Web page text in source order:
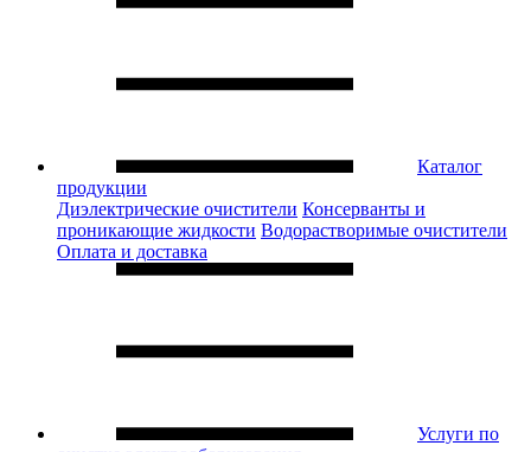
Каталог
продукции
Диэлектрические очистители Консерванты и
проникающие жидкости Водорастворимые очистители
Оплата и доставка
Услуги по